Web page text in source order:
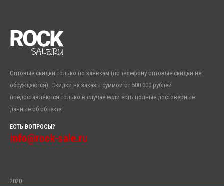
Оптовые скидки только по заявкам (по телефону оптовые скидки не
обсуждаются). Скидки на заказы суммой от 500 000 рублей
предоставляются только в случае если есть полные достоверные
данные об объекте.
ЕСТЬ ВОПРОСЫ?
info@rock-sale.ru
2020